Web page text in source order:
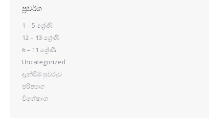
ප්‍රවර්ග
1 – 5 ශ්‍රේණි
12 – 13 ශ්‍රේණි
6 – 11 ශ්‍රේණි
Uncategorized
දැන්වීම් පුවරුව
පරිත්‍යාග
විශේෂාංග